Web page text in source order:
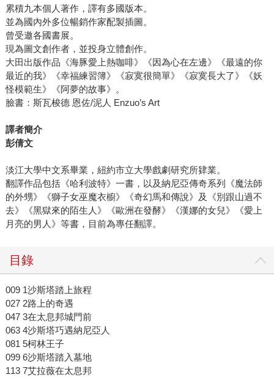
累積九本個人著作，譯有多國版本。
並為國內外多位暢銷作家配製插圖。
曾受邀各國書展。
現為圖文創作者，並投身立體創作。
大田出版作品《海豚愛上熱咖啡》《因為心在左邊》《最遠的你
最近的我》《幸福練習簿》《寂寞很簡單》《寂寞長大了》《妖
怪模範生》《阿夢的故事》。
臉書：斯瓦梭德 恩佐/泥人 Enzuo’s Art
譯者簡介
彭倩文
淡江大學中文系畢業，紐約市立大學戲劇研究所肄業。
翻譯作品包括《哈利波特》一書，以及納尼亞傳奇系列《魔法師
的外甥》《獅子女巫魔衣櫥》《奇幻馬和傳說》及《別跟山過不
去》《黑獄來的陌生人》《歐洲在發酵》《漢娜的女兒》《愛上
月亮的男人》等書，目前為專任翻譯。
目錄
009 1沙斯塔踏上旅程
027 2路上的奇遇
047 3在太息邦城門前
063 4沙斯塔巧遇納尼亞人
081 5柯林王子
099 6沙斯塔踏入墓地
113 7艾拉薇在太息邦